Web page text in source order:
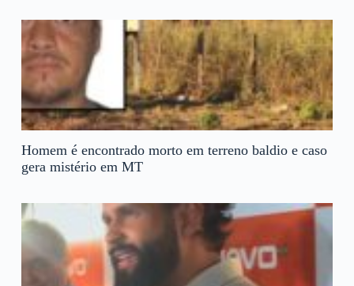
Homem é encontrado morto em terreno baldio e caso
gera mistério em MT